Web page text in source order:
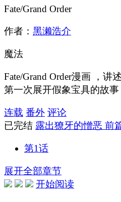
Fate/Grand Order
作者： 黑濑浩介
魔法
Fate/Grand Order漫画 ，讲
第一次展开假象宝具的故事
连载 番外 评论
已完结 露出獠牙的憎恶 前
第1话
展开全部章节
开始阅读